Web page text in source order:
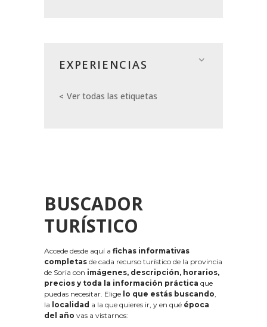
EXPERIENCIAS
Ver todas las etiquetas
BUSCADOR
TURÍSTICO
Accede desde aquí a fichas informativas
completas de cada recurso turístico de la provincia
de Soria con imágenes, descripción, horarios,
precios y toda la información práctica que
puedas necesitar. Elige lo que estás buscando,
la localidad a la que quieres ir, y en qué época
del año vas a vistarnos: